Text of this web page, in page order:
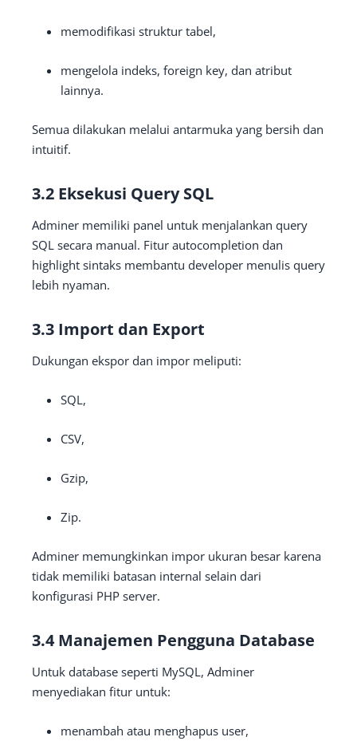
memodifikasi struktur tabel,
mengelola indeks, foreign key, dan atribut
lainnya.
Semua dilakukan melalui antarmuka yang bersih dan
intuitif.
3.2 Eksekusi Query SQL
Adminer memiliki panel untuk menjalankan query
SQL secara manual. Fitur autocompletion dan
highlight sintaks membantu developer menulis query
lebih nyaman.
3.3 Import dan Export
Dukungan ekspor dan impor meliputi:
SQL,
CSV,
Gzip,
Zip.
Adminer memungkinkan impor ukuran besar karena
tidak memiliki batasan internal selain dari
konfigurasi PHP server.
3.4 Manajemen Pengguna Database
Untuk database seperti MySQL, Adminer
menyediakan fitur untuk:
menambah atau menghapus user,